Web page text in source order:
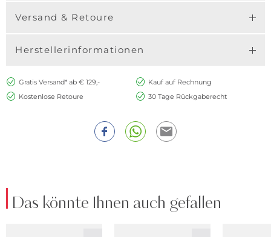
Versand & Retoure
Herstellerinformationen
Gratis Versand* ab € 129,-
Kauf auf Rechnung
Kostenlose Retoure
30 Tage Rückgaberecht
Das könnte Ihnen auch gefallen